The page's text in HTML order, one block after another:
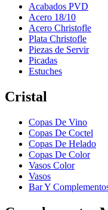
Acabados PVD
Acero 18/10
Acero Christofle
Plata Christofle
Piezas de Servir
Picadas
Estuches
Cristal
Copas De Vino
Copas De Coctel
Copas De Helado
Copas De Color
Vasos Color
Vasos
Bar Y